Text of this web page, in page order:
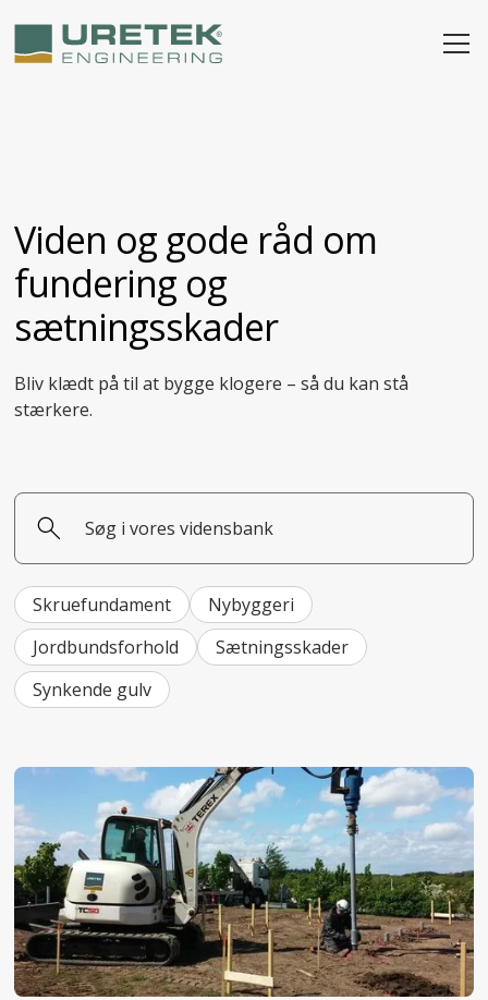
Viden og gode råd om
fundering og
sætningsskader
Bliv klædt på til at bygge klogere – så du kan stå
stærkere.
Skruefundament
Nybyggeri
Jordbundsforhold
Sætningsskader
Synkende gulv